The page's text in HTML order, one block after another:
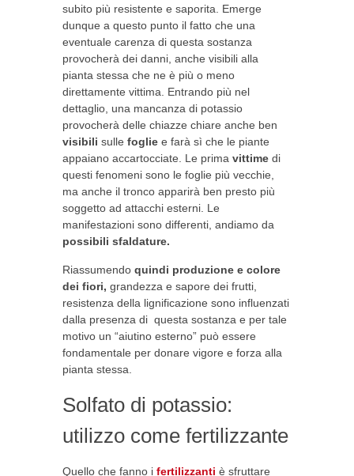
subito più resistente e saporita. Emerge
dunque a questo punto il fatto che una
eventuale carenza di questa sostanza
provocherà dei danni, anche visibili alla
pianta stessa che ne è più o meno
direttamente vittima. Entrando più nel
dettaglio, una mancanza di potassio
provocherà delle chiazze chiare anche ben
visibili sulle foglie e farà sì che le piante
appaiano accartocciate. Le prima vittime di
questi fenomeni sono le foglie più vecchie,
ma anche il tronco apparirà ben presto più
soggetto ad attacchi esterni. Le
manifestazioni sono differenti, andiamo da
possibili sfaldature.
Riassumendo quindi produzione e colore
dei fiori, grandezza e sapore dei frutti,
resistenza della lignificazione sono influenzati
dalla presenza di questa sostanza e per tale
motivo un “aiutino esterno” può essere
fondamentale per donare vigore e forza alla
pianta stessa.
Solfato di potassio:
utilizzo come fertilizzante
Quello che fanno i fertilizzanti è sfruttare